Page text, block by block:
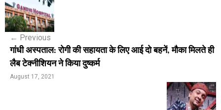
o
s
n
a
← Previous
गांधी अस्पताल: रोगी की सहायता के लिए आई दो बहनें, मौका मिलते ही
लैब टेक्नीशियन ने किया दुष्कर्म
August 17, 2021